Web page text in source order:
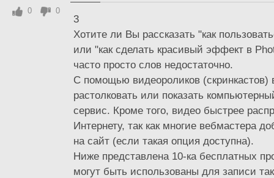
3
Хотите ли Вы рассказать "как
или "как сделать красивый эффект в
часто просто слов недостаточно.
С помощью видеороликов
растолковать или показать
сервис. Кроме того, видео быстрее
Интернету, так как многие вебмастера
на сайт (если такая опция доступна).
Ниже представлена 10-ка бесплатных
могут быть использованы для записи
0 0